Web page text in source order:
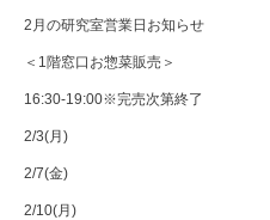
2月の研究室営業日お知らせ
＜1階窓口お惣菜販売＞
16:30-19:00※完売次第終了
2/3(月)
2/7(金)
2/10(月)